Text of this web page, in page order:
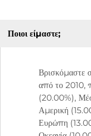
Ποιοι είμαστε;
Βρισκόμαστε
από το 2010,
(20.00%),
Αμερική
Ευρώπη